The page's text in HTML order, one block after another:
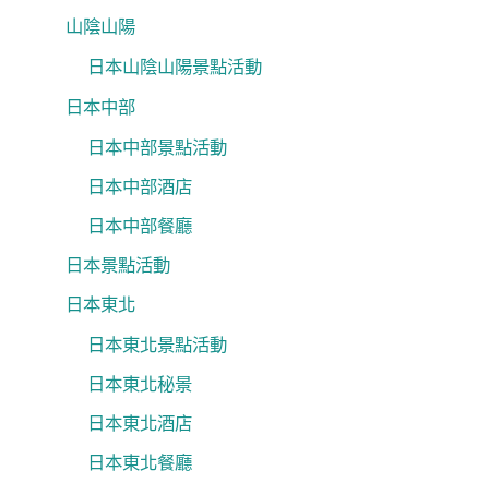
山陰山陽
日本山陰山陽景點活動
日本中部
日本中部景點活動
日本中部酒店
日本中部餐廳
日本景點活動
日本東北
日本東北景點活動
日本東北秘景
日本東北酒店
日本東北餐廳